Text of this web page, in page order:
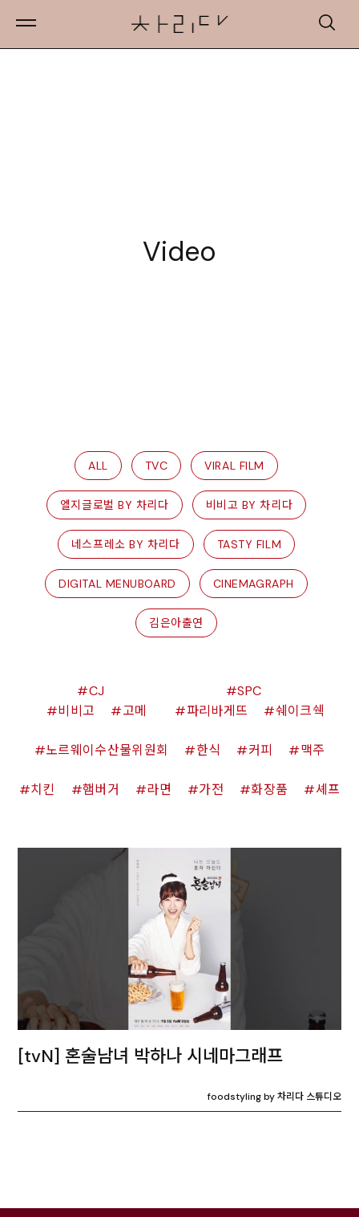
ALL TVC VIRAL FILM
엘지글로벌 BY 차리다 비비고 BY 차리다
네스프레소 BY 차리다 TASTY FILM
DIGITAL MENUBOARD CINEMAGRAPH
김은아출연
CJ
비비고
고메
SPC
파리바게뜨
쉐이크쉑
노르웨이수산물위원회 한식 커피 맥주
치킨 햄버거 라면 가전 화장품 셰프
[tvN] 혼술남녀 박하나 시네마그래프
foodstyling by 차리다 스튜디오